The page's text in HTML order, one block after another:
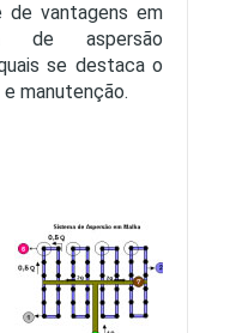
de vantagens em
de aspersão
se destaca o
manutenção.